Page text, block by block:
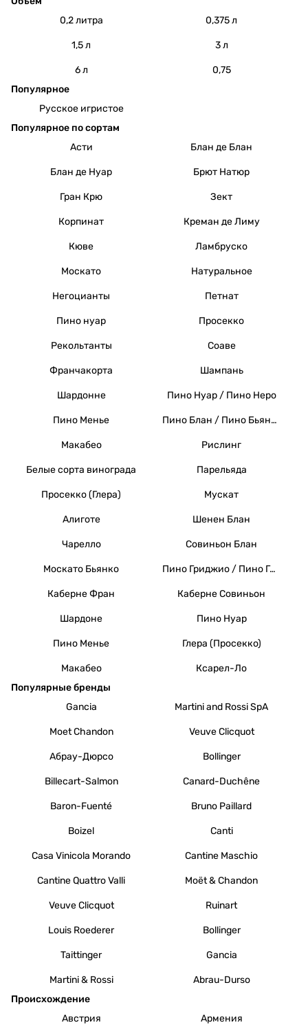
0,2 литра
0,375 л
1,5 л 3 л
6 л
0,75
Популярное
Русское игристое
Популярное по сортам
Асти
Блан де Блан
Блан де Нуар Брют Натюр
Гран Крю Зект
Корпинат Креман де Лиму
Кюве Ламбруско
Москато Натуральное
Негоцианты Петнат
Пино нуар Просекко
Рекольтанты Соаве
Франчакорта Шампань
Шардонне Пино Нуар / Пино Неро
Пино Менье Пино Блан / Пино Бьянко / Вайссер Бургундер
Макабео Рислинг
Белые сорта винограда Парельяда
Просекко (Глера) Мускат
Алиготе Шенен Блан
Чарелло Совиньон Блан
Москато Бьянко Пино Гриджио / Пино Гри
Каберне Фран Каберне Совиньон
Шардоне Пино Нуар
Пино Менье Глера (Просекко)
Макабео
Ксарел-Ло
Популярные бренды
Gancia
Martini and Rossi SpA
Moet Chandon Veuve Clicquot
Абрау-Дюрсо Bollinger
Billecart-Salmon Canard-Duchêne
Baron-Fuenté Bruno Paillard
Boizel Canti
Casa Vinicola Morando Cantine Maschio
Cantine Quattro Valli Moët & Chandon
Veuve Clicquot Ruinart
Louis Roederer Bollinger
Taittinger Gancia
Martini & Rossi
Abrau-Durso
Происхождение
Австрия
Армения